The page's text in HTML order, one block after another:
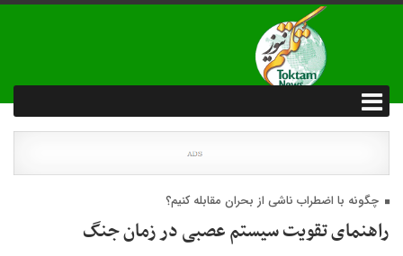
چگونه با اضطراب ناشی از بحران مقابله کنیم؟
راهنمای تقویت سیستم عصبی در زمان جنگ